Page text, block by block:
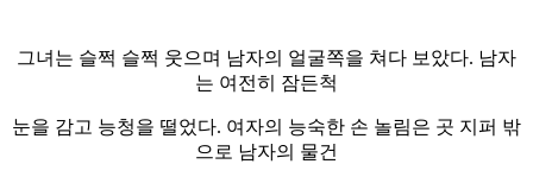
그녀는 슬쩍 슬쩍 웃으며 남자의 얼굴쪽을 쳐다 보았다. 남자
는 여전히 잠든척
눈을 감고 능청을 떨었다. 여자의 능숙한 손 놀림은 곳 지퍼 밖
으로 남자의 물건